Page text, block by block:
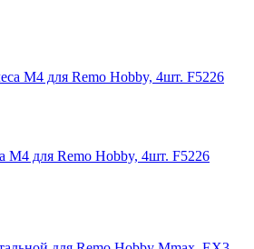
M4 для Remo Hobby, 4шт. F5226